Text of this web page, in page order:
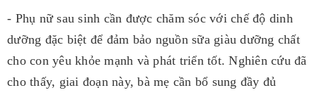
- Phụ nữ sau sinh cần được chăm sóc với chế độ dinh
dưỡng đặc biệt để đảm bảo nguồn sữa giàu dưỡng chất
cho con yêu khỏe mạnh và phát triển tốt. Nghiên cứu đã
cho thấy, giai đoạn này, bà mẹ cần bổ sung đầy đủ